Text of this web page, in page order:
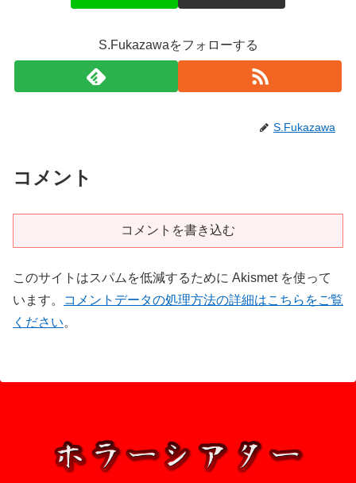
S.Fukazawaをフォローする
S.Fukazawa
コメント
コメントを書き込む
このサイトはスパムを低減するために Akismet を使って
います。
コメントデータの処理方法の詳細はこちらをご覧
ください。